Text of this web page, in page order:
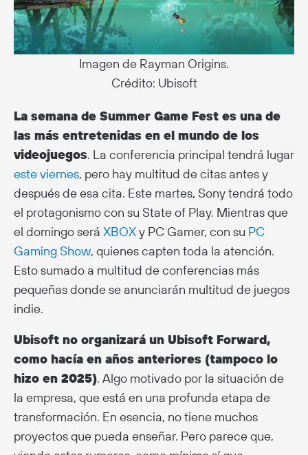
Imagen de Rayman Origins.
Crédito: Ubisoft
La semana de Summer Game Fest es una de
las más entretenidas en el mundo de los
videojuegos. La conferencia principal tendrá lugar
este viernes, pero hay multitud de citas antes y
después de esa cita. Este martes, Sony tendrá todo
el protagonismo con su State of Play. Mientras que
el domingo será XBOXy PC Gamer, con su PC
Gaming Show, quienes capten toda la atención.
Esto sumado a multitud de conferencias más
pequeñas donde se anunciarán multitud de juegos
indie.
Ubisoft no organizará un Ubisoft Forward,
como hacía en años anteriores (tampoco lo
hizo en 2025). Algo motivado por la situación de
la empresa, que está en una profunda etapa de
transformación. En esencia, no tiene muchos
proyectos que pueda enseñar. Pero parece que,